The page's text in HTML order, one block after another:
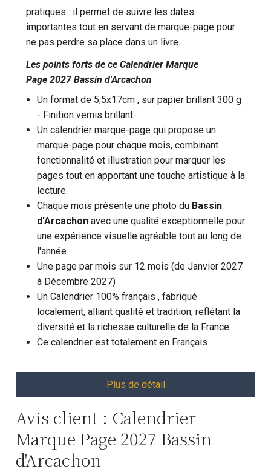
pratiques : il permet de suivre les dates
importantes tout en servant de marque-page pour
ne pas perdre sa place dans un livre.
Les points forts de ce Calendrier Marque
Page 2027 Bassin d'Arcachon
Un format de 5,5x17cm , sur papier brillant 300 g
- Finition vernis brillant
Un calendrier marque-page qui propose un
marque-page pour chaque mois, combinant
fonctionnalité et illustration pour marquer les
pages tout en apportant une touche artistique à la
lecture.
Chaque mois présente une photo du Bassin
d'Arcachonavec une qualité exceptionnelle pour
une expérience visuelle agréable tout au long de
l'année.
Une page par mois sur 12 mois (de Janvier 2027
à Décembre 2027)
Un Calendrier 100% français , fabriqué
localement, alliant qualité et tradition, reflétant la
diversité et la richesse culturelle de la France.
Ce calendrier est totalement en Français
Plus de détail
Avis client : Calendrier
Marque Page 2027 Bassin
d'Arcachon